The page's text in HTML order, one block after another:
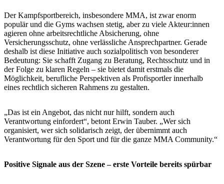
Der Kampfsportbereich, insbesondere MMA, ist zwar enorm
populär und die Gyms wachsen stetig, aber zu viele Akteur:innen
agieren ohne arbeitsrechtliche Absicherung, ohne
Versicherungsschutz, ohne verlässliche Ansprechpartner. Gerade
deshalb ist diese Initiative auch sozialpolitisch von besonderer
Bedeutung: Sie schafft Zugang zu Beratung, Rechtsschutz und in
der Folge zu klaren Regeln – sie bietet damit erstmals die
Möglichkeit, berufliche Perspektiven als Profisportler innerhalb
eines rechtlich sicheren Rahmens zu gestalten.
„Das ist ein Angebot, das nicht nur hilft, sondern auch
Verantwortung einfordert“, betont Erwin Tauber. „Wer sich
organisiert, wer sich solidarisch zeigt, der übernimmt auch
Verantwortung für den Sport und für die ganze MMA Community.“
Positive Signale aus der Szene – erste Vorteile bereits spürbar